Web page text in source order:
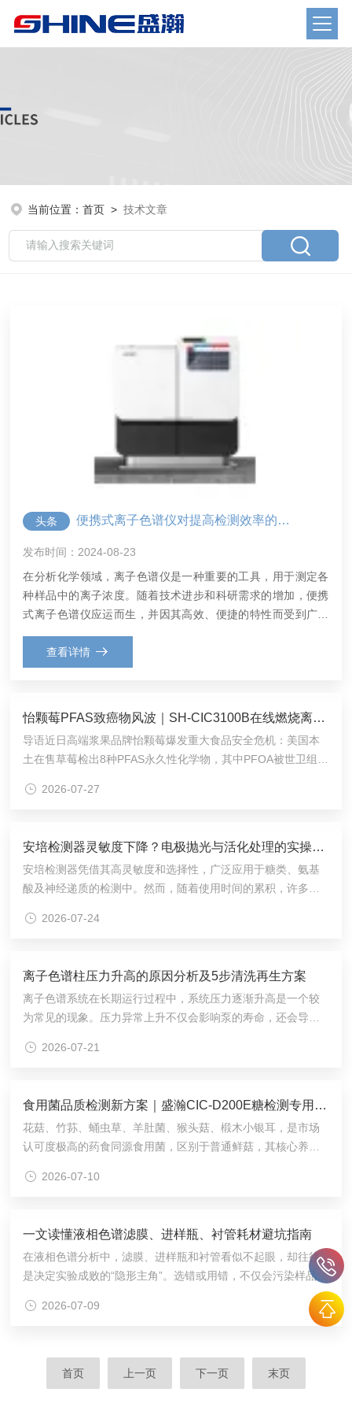
当前位置：首页 >技术文章
头条 便携式离子色谱仪对提高检测效率的影响
发布时间：2024-08-23
在分析化学领域，离子色谱仪是一种重要的工具，用于测定各
种样品中的离子浓度。随着技术进步和科研需求的增加，便携
式离子色谱仪应运而生，并因其高效、便捷的特性而受到广泛
验室内部，更在于其在现场快速检测方面的表现，这为多个领
域的实时分...
查看详情
怡颗莓PFAS致癌物风波｜SH-CIC3100B在线燃烧离子色谱，全覆盖筛查果蔬全氟污染物
导语近日高端浆果品牌怡颗莓爆发重大食品安全危机：美国本
土在售草莓检出8种PFAS永久性化学物，其中PFOA被世卫组织
存在PFAS筛查盲点。国内商超同步出现产品管控波动，果蔬、
定量，高效补齐PFAS检测短板，筑牢果蔬安全防线。事件回
顾：PFAS农药助剂，食品安全检测盲区2026年7月，怡颗莓遭
前员工实名...
2026-07-27
安培检测器灵敏度下降？电极抛光与活化处理的实操手册
安培检测器凭借其高灵敏度和选择性，广泛应用于糖类、氨基
酸及神经递质的检测中。然而，随着使用时间的累积，许多实
不到要求。这主要是由于工作电极表面状态发生了变化。金、
少，电子传递受阻。通过规范的抛光与电化学活化处理，可以
有效恢复电极性能。在进行物理抛光前，务必先断开检测器电
源，关闭恒流源，并小心拆下工作电极。操作时应捏住电...
2026-07-24
离子色谱柱压力升高的原因分析及5步清洗再生方案
离子色谱系统在长期运行过程中，系统压力逐渐升高是一个较
为常见的现象。压力异常上升不仅会影响泵的寿命，还会导致
要解决这一问题，首先需要明确压力升高的根源，通常主要集
滤，其中的微小气泡或杂质颗粒会在泵头或色谱柱入口端形成
堵塞。此外，淋洗液存放时间过长容易滋生微生物，尤其是在
温暖的环境下，微生物菌群会在柱头形成生物膜，显著...
2026-07-21
食用菌品质检测新方案｜盛瀚CIC-D200E糖检测专用仪，适配花菇/竹荪 /蛹虫草全品类检测
花菇、竹荪、蛹虫草、羊肚菌、猴头菇、椴木小银耳，是市场
认可度极高的药食同源食用菌，区别于普通鲜菇，其核心养生
羊肚菌多糖提升免疫、蛹虫草多糖抗氧化、椴木银耳多糖润肺
糖、麦芽糖、乳糖，既是食用菌天然鲜甜风味来源，也是总
糖、低糖标签合规判定依据；同时多糖水解后生成大量单糖，
精准定量5种基础糖，可反向推导多糖含量、区分野生...
2026-07-10
一文读懂液相色谱滤膜、进样瓶、衬管耗材避坑指南
在液相色谱分析中，滤膜、进样瓶和衬管看似不起眼，却往往
是决定实验成败的“隐形主角”。选错或用错，不仅会污染样品、
损伤色谱柱，更可能导致数据偏差，让人心力交瘁。滤膜：选
对材质是核心滤膜是样品进入系统的最后一道关卡，材质选择
棘手的污染物。例如，强有机溶剂需选用化学稳定性高的材
质；而纯水相或蛋白类样品则需选用亲水性好、非特异性吸附
2026-07-09
首页 上一页 下一页 末页